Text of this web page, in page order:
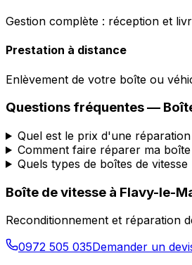
Gestion complète : réception et
Prestation à distance
Enlèvement de votre boîte ou
Questions fréquentes —
Quel est le prix d'une
Comment faire réparer ma
Quels types de boîtes de
Boîte de vitesse à Flavy-le-
Reconditionnement et réparation
0972 505 035Demander un